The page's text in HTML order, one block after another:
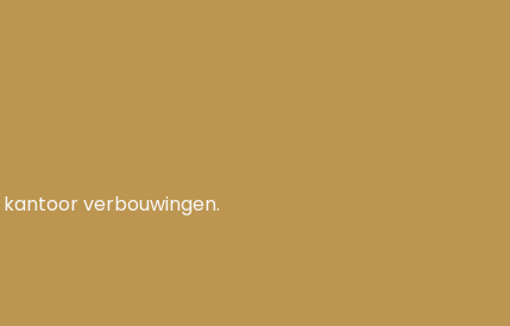
verbouwingen.